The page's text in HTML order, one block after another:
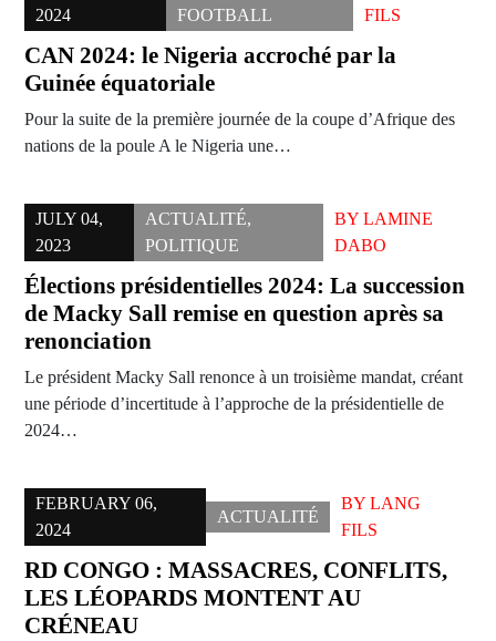
2024
FOOTBALL
FILS
CAN 2024: le Nigeria accroché par la
Guinée équatoriale
Pour la suite de la première journée de la coupe d’Afrique des
nations de la poule A le Nigeria une…
JULY 04,
2023
ACTUALITÉ,
POLITIQUE
BY LAMINE
DABO
Élections présidentielles 2024: La succession
de Macky Sall remise en question après sa
renonciation
Le président Macky Sall renonce à un troisième mandat, créant
une période d’incertitude à l’approche de la présidentielle de
2024…
FEBRUARY 06,
2024
ACTUALITÉ
BYLANG
FILS
RD CONGO : MASSACRES, CONFLITS,
LES LÉOPARDS MONTENT AU
CRÉNEAU